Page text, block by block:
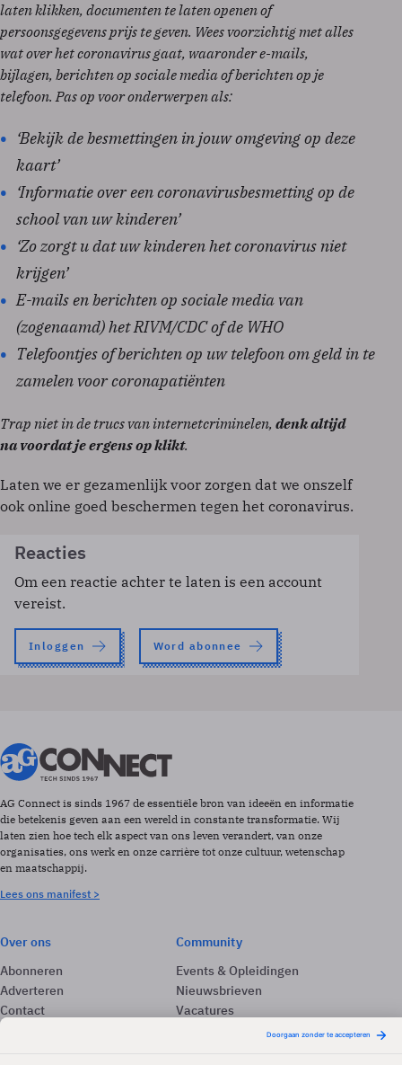
laten klikken, documenten te laten openen of
persoonsgegevens prijs te geven. Wees voorzichtig met alles
wat over het coronavirus gaat, waaronder e-mails,
bijlagen, berichten op sociale media of berichten op je
telefoon. Pas op voor onderwerpen als:
‘Bekijk de besmettingen in jouw omgeving op deze
kaart’
‘Informatie over een coronavirusbesmetting op de
school van uw kinderen’
‘Zo zorgt u dat uw kinderen het coronavirus niet
krijgen’
E-mails en berichten op sociale media van
(zogenaamd) het RIVM/CDC of de WHO
Telefoontjes of berichten op uw telefoon om geld in te
zamelen voor coronapatiënten
Trap niet in de trucs van internetcriminelen, denk altijd
na voordat je ergens op klikt.
Laten we er gezamenlijk voor zorgen dat we onszelf
ook online goed beschermen tegen het coronavirus.
Reacties
Om een reactie achter te laten is een account
vereist.
Inloggen Word abonnee
AG Connect is sinds 1967 de essentiële bron van ideeën en informatie
die betekenis geven aan een wereld in constante transformatie. Wij
laten zien hoe tech elk aspect van ons leven verandert, van onze
organisaties, ons werk en onze carrière tot onze cultuur, wetenschap
en maatschappij.
Lees ons manifest >
Over ons
Abonneren
Adverteren
Contact
Community
Events & Opleidingen
Nieuwsbrieven
Vacatures